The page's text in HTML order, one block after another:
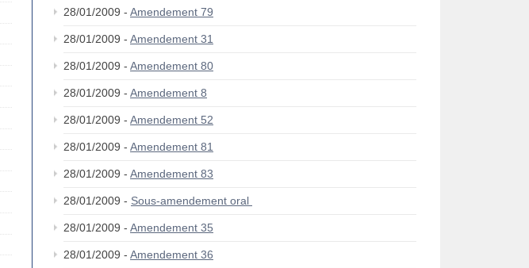
28/01/2009 - Amendement 79
28/01/2009 - Amendement 31
28/01/2009 - Amendement 80
28/01/2009 - Amendement 8
28/01/2009 - Amendement 52
28/01/2009 - Amendement 81
28/01/2009 - Amendement 83
28/01/2009 - Sous-amendement oral
28/01/2009 - Amendement 35
28/01/2009 - Amendement 36